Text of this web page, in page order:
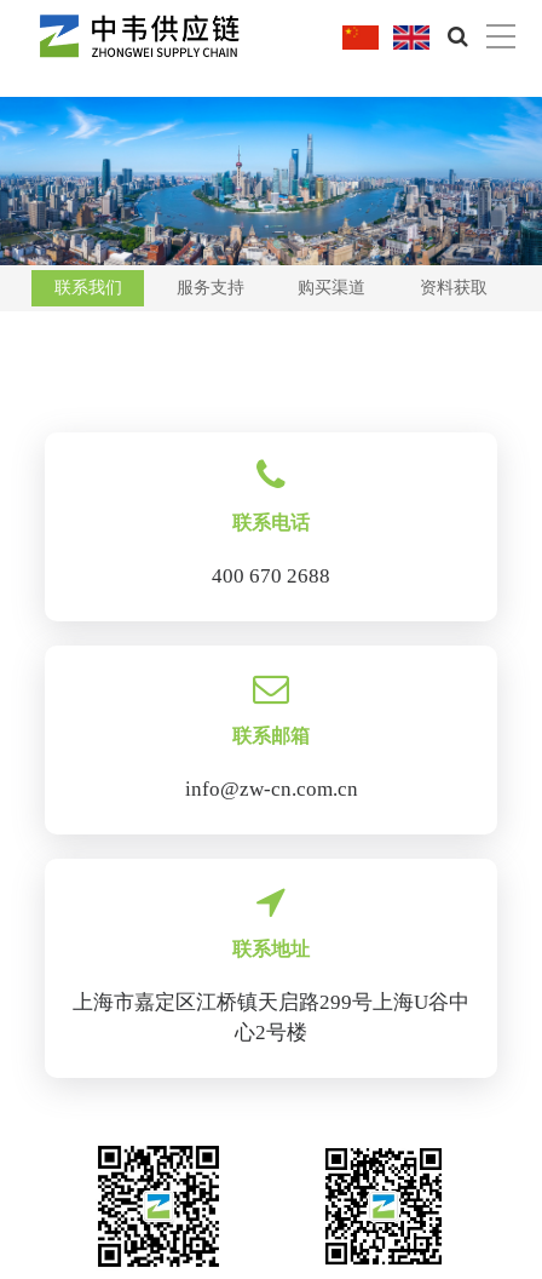
联系我们 服务支持 购买渠道 资料获取
联系电话
400 670 2688
联系邮箱
info@zw-cn.com.cn
联系地址
上海市嘉定区江桥镇天启路299号上海U谷中
心2号楼